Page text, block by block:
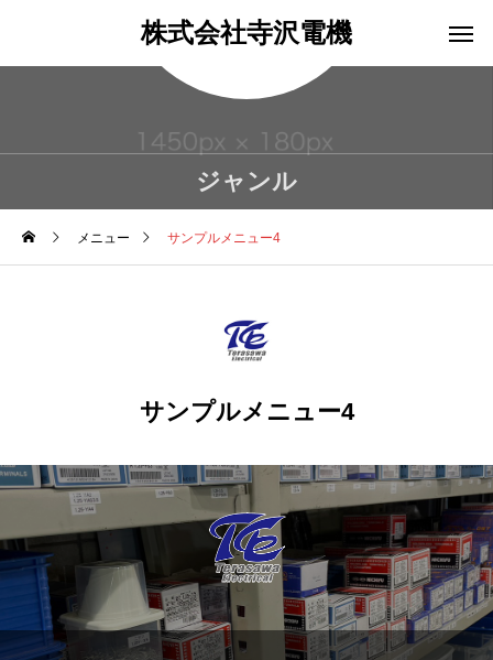
株式会社寺沢電機
ジャンル
メニュー サンプルメニュー4
サンプルメニュー4